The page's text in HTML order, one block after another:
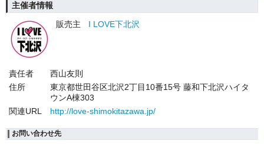
主催者情報
販売主
I LOVE下北沢
責任者
西山友則
住所
東京都世田谷区北沢2丁目10番15号 藤和下北沢ハイタ
ウンA棟303
関連URL
http://love-shimokitazawa.jp/
お問い合わせ先